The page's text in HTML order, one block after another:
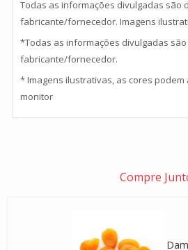
Todas as informações divulgadas são
fabricante/fornecedor. Imagens
*Todas as informações divulgadas
fabricante/fornecedor.
* Imagens ilustrativas, as cores
monitor
Compre